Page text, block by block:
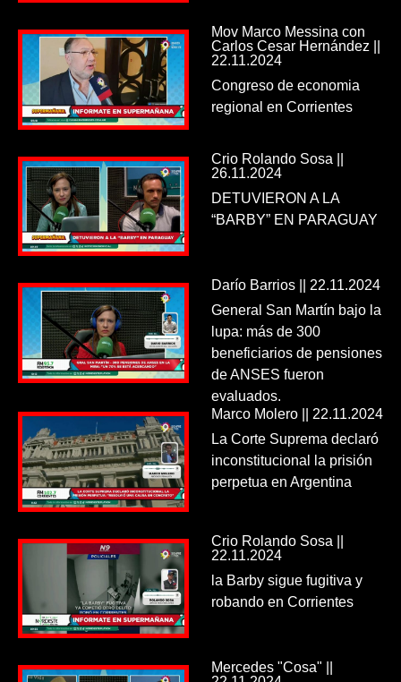
Mov Marco Messina con
Carlos Cesar Hernández ||
22.11.2024
Congreso de economia
regional en Corrientes
Crio Rolando Sosa ||
26.11.2024
DETUVIERON A LA
“BARBY” EN PARAGUAY
Darío Barrios || 22.11.2024
General San Martín bajo la
lupa: más de 300
beneficiarios de pensiones
de ANSES fueron
evaluados.
Marco Molero || 22.11.2024
La Corte Suprema declaró
inconstitucional la prisión
perpetua en Argentina
Crio Rolando Sosa ||
22.11.2024
la Barby sigue fugitiva y
robando en Corrientes
Mercedes "Cosa" ||